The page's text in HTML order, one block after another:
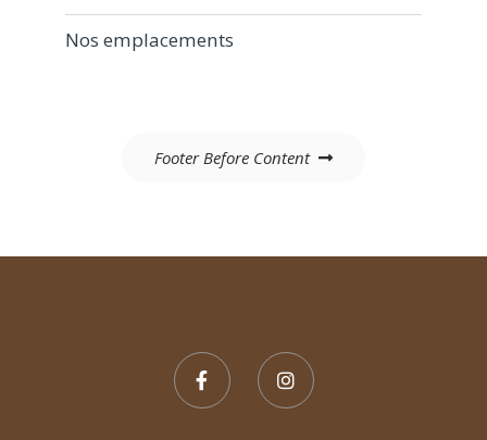
Nos emplacements
Footer Before Content